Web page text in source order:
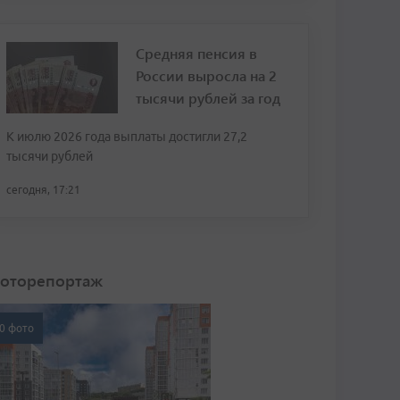
Средняя пенсия в
России выросла на 2
тысячи рублей за год
К июлю 2026 года выплаты достигли 27,2
тысячи рублей
сегодня, 17:21
фото